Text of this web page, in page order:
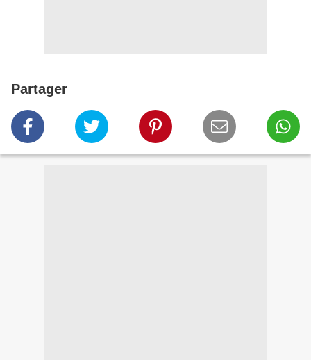
Partager